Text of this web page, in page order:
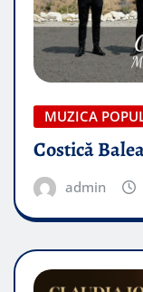
MUZICA
Costică
admin